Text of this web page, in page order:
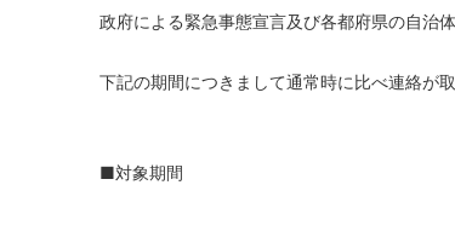
政府による緊急事態宣言及び各都府県の自治
下記の期間につきまして通常時に比べ連絡が
■対象期間